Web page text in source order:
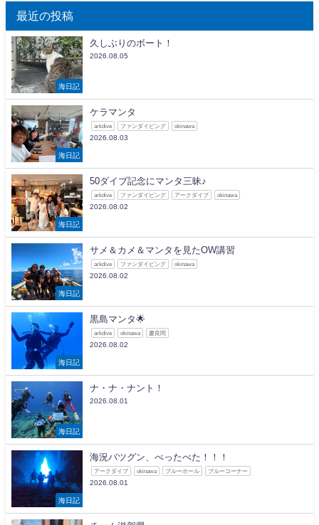
最近の投稿
海日記
久しぶりのボート！
2026.08.05
海日記
ケラマンタ
arkdive ファンダイビング okinawa
2026.08.03
海日記
50ダイブ記念にマンタ三昧♪
arkdive ファンダイビング アークダイブ okinawa
2026.08.02
海日記
サメ＆カメ＆マンタを見たOW講習
arkdive ファンダイビング okinawa
2026.08.02
海日記
黒島マンタ🌟
arkdive okinawa 慶良間
2026.08.02
海日記
ナ・ナ・ナント！
2026.08.01
海日記
海況バツグン、べったべた！！！
アークダイブ okinawa ブルーホール ブルーコーナー
2026.08.01